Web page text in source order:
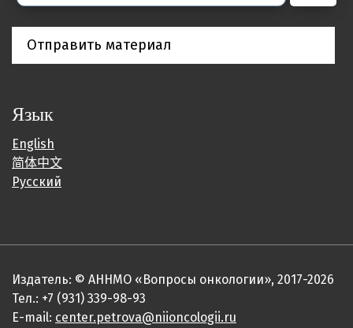
Отправить материал
Язык
English
简体中文
Русский
Издатель: © АННМО «Вопросы онкологии», 2017-2026
Тел.: +7 (931) 339-98-93
E-mail: center.petrova@niioncologii.ru